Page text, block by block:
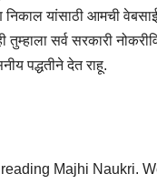
निकाल यांसाठी आमची
तुम्हाला सर्व सरकारी
पद्धतीने देत राहू.
Majhi Naukri.